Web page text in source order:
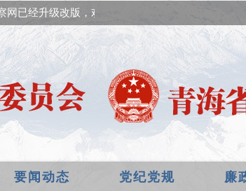
已经升级改版，欢迎提出宝贵意见！
要闻动态 党纪党规 廉